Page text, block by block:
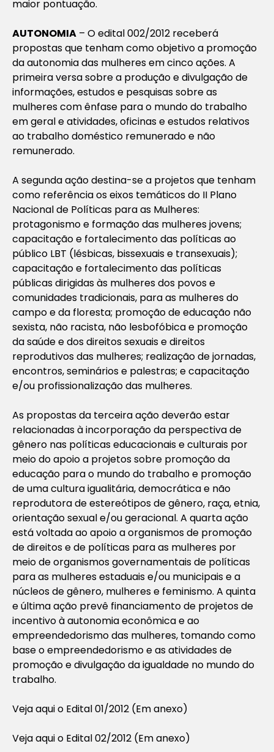
maior pontuação.
AUTONOMIA – O edital 002/2012 receberá
propostas que tenham como objetivo a promoção
da autonomia das mulheres em cinco ações. A
primeira versa sobre a produção e divulgação de
informações, estudos e pesquisas sobre as
mulheres com ênfase para o mundo do trabalho
em geral e atividades, oficinas e estudos relativos
ao trabalho doméstico remunerado e não
remunerado.
A segunda ação destina-se a projetos que tenham
como referência os eixos temáticos do II Plano
Nacional de Políticas para as Mulheres:
protagonismo e formação das mulheres jovens;
capacitação e fortalecimento das políticas ao
público LBT (lésbicas, bissexuais e transexuais);
capacitação e fortalecimento das políticas
públicas dirigidas às mulheres dos povos e
comunidades tradicionais, para as mulheres do
campo e da floresta; promoção de educação não
sexista, não racista, não lesbofóbica e promoção
da saúde e dos direitos sexuais e direitos
reprodutivos das mulheres; realização de jornadas,
encontros, seminários e palestras; e capacitação
e/ou profissionalização das mulheres.
As propostas da terceira ação deverão estar
relacionadas à incorporação da perspectiva de
gênero nas políticas educacionais e culturais por
meio do apoio a projetos sobre promoção da
educação para o mundo do trabalho e promoção
de uma cultura igualitária, democrática e não
reprodutora de estereótipos de gênero, raça, etnia,
orientação sexual e/ou geracional. A quarta ação
está voltada ao apoio a organismos de promoção
de direitos e de políticas para as mulheres por
meio de organismos governamentais de políticas
para as mulheres estaduais e/ou municipais e a
núcleos de gênero, mulheres e feminismo. A quinta
e última ação prevê financiamento de projetos de
incentivo à autonomia econômica e ao
empreendedorismo das mulheres, tomando como
base o empreendedorismo e as atividades de
promoção e divulgação da igualdade no mundo do
trabalho.
Veja aqui o Edital 01/2012 (Em anexo)
Veja aqui o Edital 02/2012 (Em anexo)